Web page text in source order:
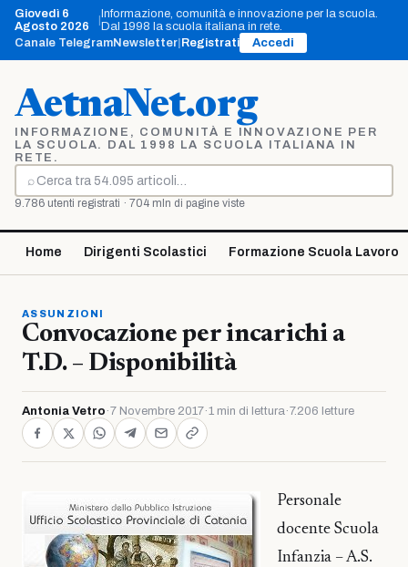
Vai
contenuto
Giovedì 6
Agosto 2026
Informazione, comunità e innovazione per la scuola.
Dal 1998 la scuola italiana in rete.
Canale TelegramNewsletter Registrati Accedi
AetnaNet.org
INFORMAZIONE, COMUNITÀ E INNOVAZIONE PER
LA SCUOLA. DAL 1998 LA SCUOLA ITALIANA IN
RETE.
⌕
Cerca
9.786 utenti registrati · 704 mln di pagine viste
Home Dirigenti Scolastici Formazione Scuola Lavoro
ASSUNZIONI
Convocazione per incarichi a
T.D. – Disponibilità
Antonia Vetro ·7 Novembre 2017·1 min di lettura·7.206 letture
Personale
docente Scuola
Infanzia – A.S.